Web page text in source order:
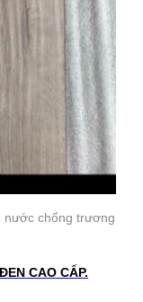
nước chống trương
CAO CẤP.